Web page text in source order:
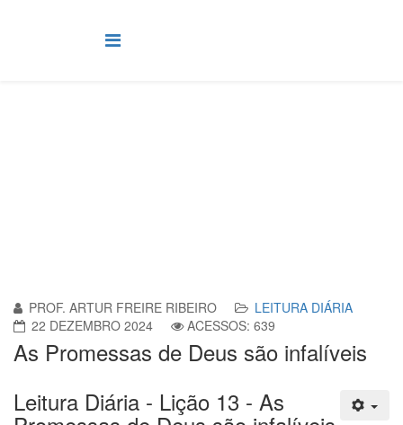
PROF. ARTUR FREIRE RIBEIRO
LEITURA DIÁRIA
22 DEZEMBRO 2024
ACESSOS: 639
As Promessas de Deus são infalíveis
Leitura Diária - Lição 13 - As